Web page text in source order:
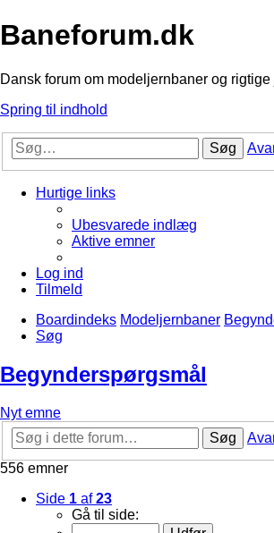
Baneforum.dk
Dansk forum om modeljernbaner og
Spring til indhold
Søg
Hurtige links
Ubesvarede indlæg
Aktive emner
Log ind
Tilmeld
Boardindeks Modeljernbaner
Søg
Begynderspørgsmål
Nyt emne
Søg
556 emner
Side 1 af23
Gå til side: